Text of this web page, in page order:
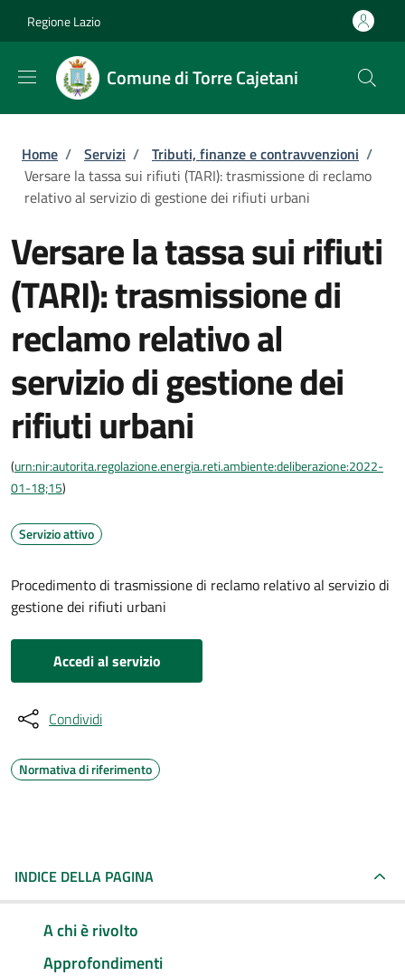
Regione Lazio
Comune di Torre Cajetani
Briciole di pane
Home / Servizi / Tributi, finanze e contravvenzioni /
Versare la tassa sui rifiuti (TARI): trasmissione di reclamo
relativo al servizio di gestione dei rifiuti urbani
Versare la tassa sui rifiuti
(TARI): trasmissione di
reclamo relativo al
servizio di gestione dei
rifiuti urbani
(urn:nir:autorita.regolazione.energia.reti.ambiente:deliberazione:2022-
01-18;15)
Servizio attivo
Procedimento di trasmissione di reclamo relativo al servizio di
gestione dei rifiuti urbani
Accedi al servizio
Condividi
Normativa di riferimento
INDICE DELLA PAGINA
A chi è rivolto
Approfondimenti